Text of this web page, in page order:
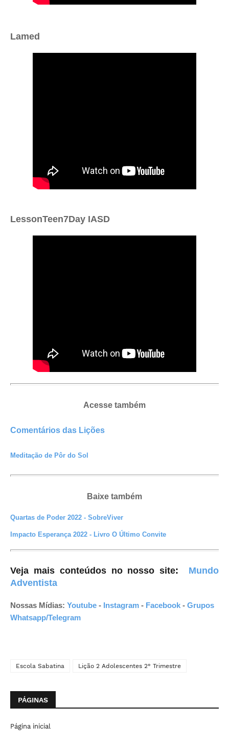
Lamed
LessonTeen7Day IASD
Acesse também
Comentários das Lições
Meditação de Pôr do Sol
Baixe também
Quartas de Poder 2022 - SobreViver
Impacto Esperança 2022 - Livro O Último Convite
Veja mais conteúdos no nosso site:
Mundo
Adventista
Nossas Mídias: Youtube - Instagram - Facebook - Grupos
Whatsapp/Telegram
Escola Sabatina Lição 2 Adolescentes 2° Trimestre
PÁGINAS
Página inicial